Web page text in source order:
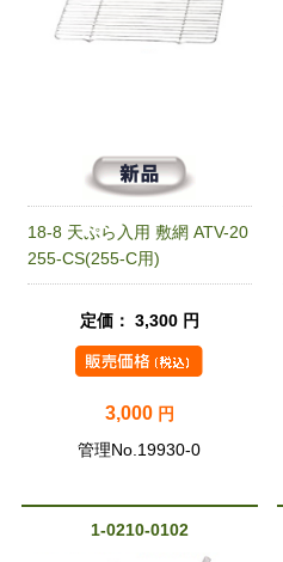
18-8 天ぷら入用 敷網 ATV-20
255-CS(255-C用)
定価： 3,300 円
3,000 円
管理No.19930-0
1-0210-0102